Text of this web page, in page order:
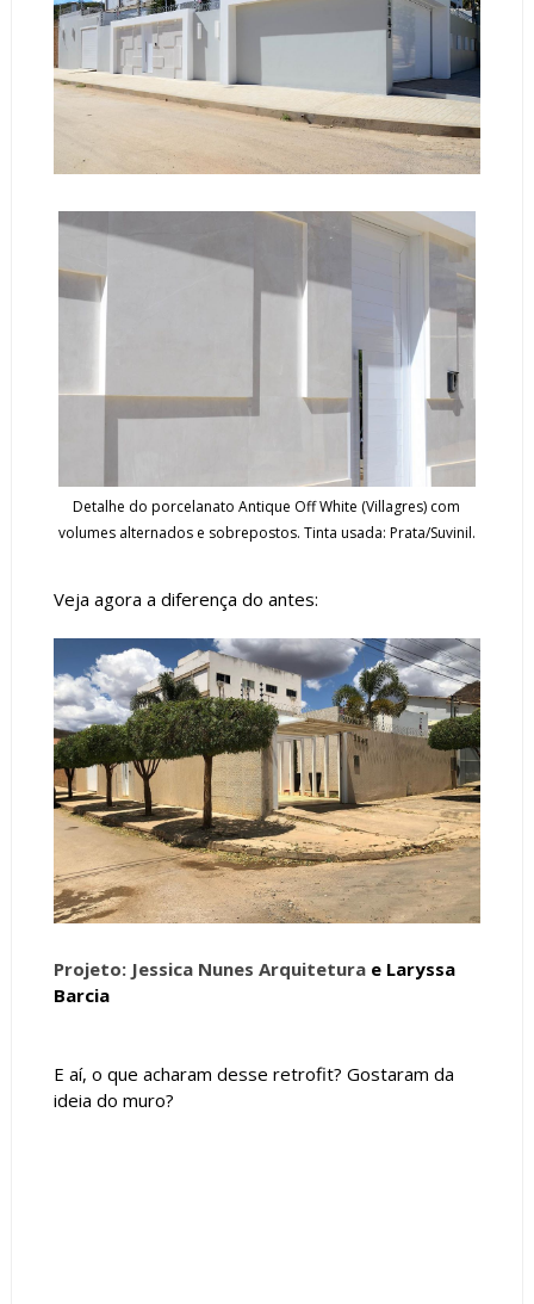
Detalhe do porcelanato Antique Off White (Villagres) com
volumes alternados e sobrepostos. Tinta usada: Prata/Suvinil.
Veja agora a diferença do antes:
Projeto: Jessica Nunes Arquiteturae Laryssa
Barcia
E aí, o que acharam desse retrofit? Gostaram da
ideia do muro?